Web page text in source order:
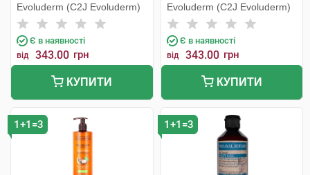
Evoluderm (C2J Evoluderm)
Є в наявності
від 343.00 грн
КУПИТИ
Evoluderm (C2J Evoluderm)
Є в наявності
від 343.00 грн
КУПИТИ
1+1=3 1+1=3